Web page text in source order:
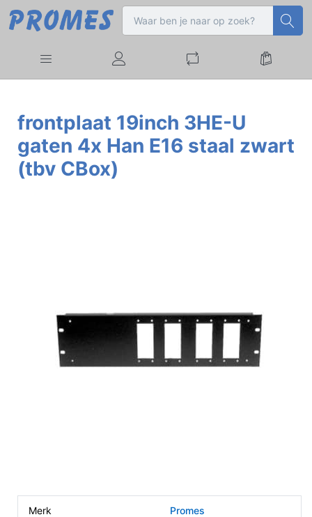
frontplaat 19inch 3HE-U
gaten 4x Han E16 staal zwart
(tbv CBox)
Merk
Promes